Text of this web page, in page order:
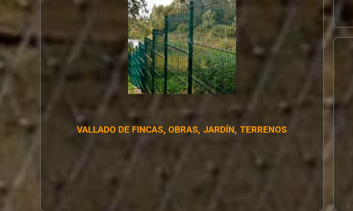
VALLADO DE FINCAS, OBRAS, JARDÍN, TERRENOS